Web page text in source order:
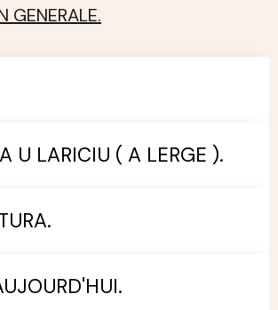
GENERALE.
U LARICIU ( A LERGE ).